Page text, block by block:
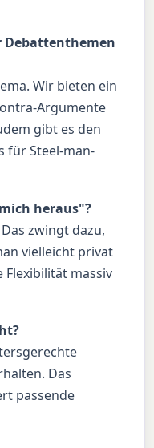
Debattenthemen
Wir bieten ein
Argumente
gibt es den
für Steel-man-
heraus"?
zwingt dazu,
vielleicht privat
massiv
Das
passende